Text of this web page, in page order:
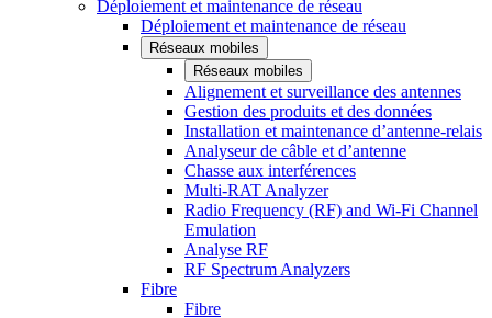
Déploiement et maintenance de réseau
Déploiement et maintenance de réseau
Réseaux mobiles
Réseaux mobiles
Alignement et surveillance des antennes
Gestion des produits et des données
Installation et maintenance d’antenne-relais
Analyseur de câble et d’antenne
Chasse aux interférences
Multi-RAT Analyzer
Radio Frequency (RF) and Wi-Fi Channel
Emulation
Analyse RF
RF Spectrum Analyzers
Fibre
Fibre